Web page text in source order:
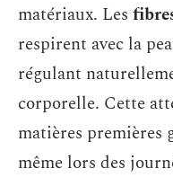
matériaux. Les
respirent avec la
régulant
corporelle. Cette
matières
même lors des